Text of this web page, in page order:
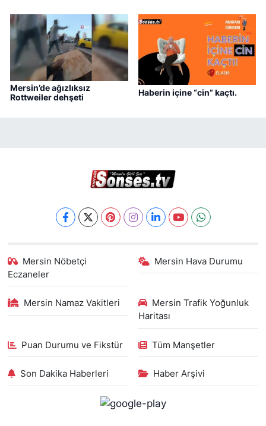
Mersin’de ağızlıksız
Rottweiler dehşeti
Haberin içine “cin” kaçtı.
Mersin Nöbetçi
Eczaneler
Mersin Hava Durumu
Mersin Namaz Vakitleri
Mersin Trafik Yoğunluk
Haritası
Puan Durumu ve Fikstür Tüm Manşetler
Son Dakika Haberleri Haber Arşivi